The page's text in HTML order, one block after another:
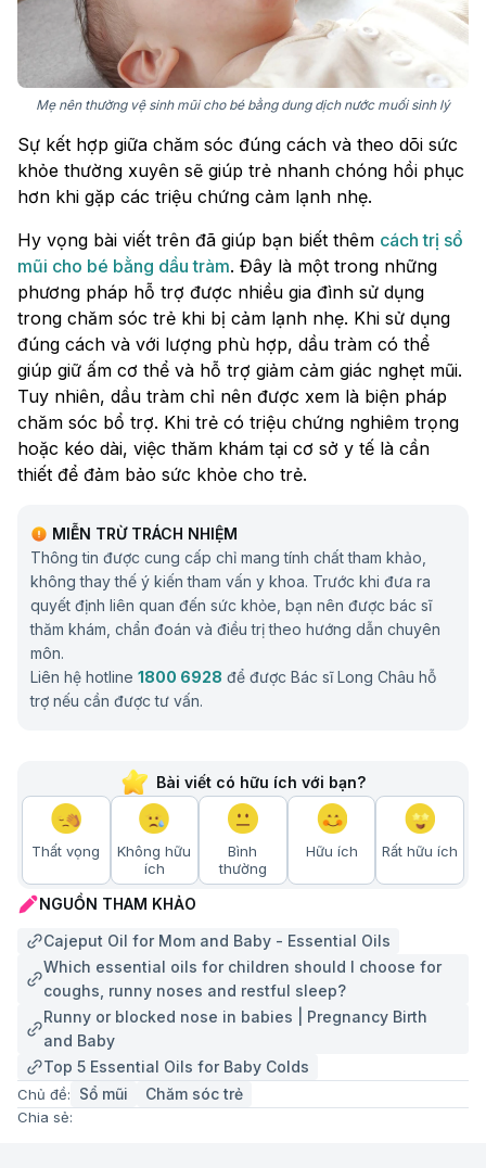
Mẹ nên thường vệ sinh mũi cho bé bằng dung dịch nước muối sinh lý
Sự kết hợp giữa chăm sóc đúng cách và theo dõi sức
khỏe thường xuyên sẽ giúp trẻ nhanh chóng hồi phục
hơn khi gặp các triệu chứng cảm lạnh nhẹ.
Hy vọng bài viết trên đã giúp bạn biết thêm cách trị sổ
mũi cho bé bằng dầu tràm. Đây là một trong những
phương pháp hỗ trợ được nhiều gia đình sử dụng
trong chăm sóc trẻ khi bị cảm lạnh nhẹ. Khi sử dụng
đúng cách và với lượng phù hợp, dầu tràm có thể
giúp giữ ấm cơ thể và hỗ trợ giảm cảm giác nghẹt mũi.
Tuy nhiên, dầu tràm chỉ nên được xem là biện pháp
chăm sóc bổ trợ. Khi trẻ có triệu chứng nghiêm trọng
hoặc kéo dài, việc thăm khám tại cơ sở y tế là cần
thiết để đảm bảo sức khỏe cho trẻ.
MIỄN TRỪ TRÁCH NHIỆM
Thông tin được cung cấp chỉ mang tính chất tham khảo,
không thay thế ý kiến tham vấn y khoa. Trước khi đưa ra
quyết định liên quan đến sức khỏe, bạn nên được bác sĩ
thăm khám, chẩn đoán và điều trị theo hướng dẫn chuyên
môn.
Liên hệ hotline 1800 6928 để được Bác sĩ Long Châu hỗ
trợ nếu cần được tư vấn.
Bài viết có hữu ích với bạn?
Thất vọng
Không hữu
ích
Bình
thường
Hữu ích Rất hữu ích
NGUỒN THAM KHẢO
Cajeput Oil for Mom and Baby - Essential Oils
Which essential oils for children should I choose for
coughs, runny noses and restful sleep?
Runny or blocked nose in babies | Pregnancy Birth
and Baby
Top 5 Essential Oils for Baby Colds
Chủ đề: Sổ mũi Chăm sóc trẻ
Chia sẻ: